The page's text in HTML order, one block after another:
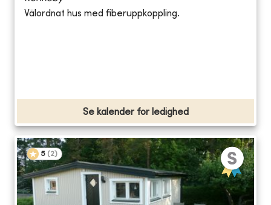
Välordnat hus med fiberuppkoppling.
Se kalender for ledighed
5 (2)